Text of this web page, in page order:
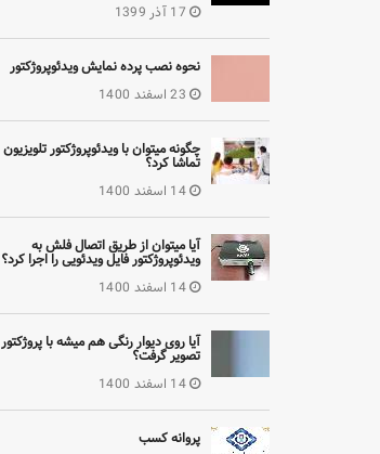
17 آذر 1399
نحوه نصب پرده نمایش ویدئوپروژکتور
23 اسفند 1400
چگونه میتوان با ویدئوپروژکتور تلویزیون
تماشا کرد؟
14 اسفند 1400
آیا میتوان از طریق اتصال فلش به
ویدئوپروژکتور فایل ویدئویی را اجرا کرد؟
14 اسفند 1400
آیا روی دیوار رنگی هم میشه با پروژکتور
تصویر گرفت؟
14 اسفند 1400
پروانه کسب